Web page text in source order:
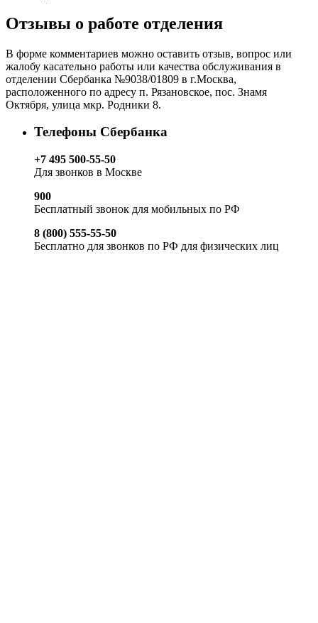
Отзывы о работе отделения
В форме комментариев можно оставить отзыв, вопрос или
жалобу касательно работы или качества обслуживания в
отделении Сбербанка №9038/01809 в г.Москва,
расположенного по адресу п. Рязановское, пос. Знамя
Октября, улица мкр. Родники 8.
Телефоны Сбербанка
+7 495 500-55-50
Для звонков в Москве
900
Бесплатный звонок для мобильных по РФ
8 (800) 555-55-50
Бесплатно для звонков по РФ для физических лиц